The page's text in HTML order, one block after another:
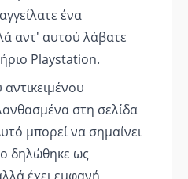
ένα
αντ' αυτού λάβατε
Playstation.
στη σελίδα
μπορεί να σημαίνει
δηλώθηκε ως